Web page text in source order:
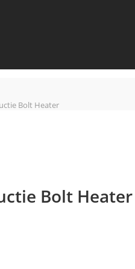
Bolt Heater
Bolt Heater